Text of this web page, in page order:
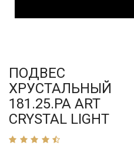
ПОДВЕС
ХРУСТАЛЬНЫЙ
181.25.PA ART
CRYSTAL LIGHT